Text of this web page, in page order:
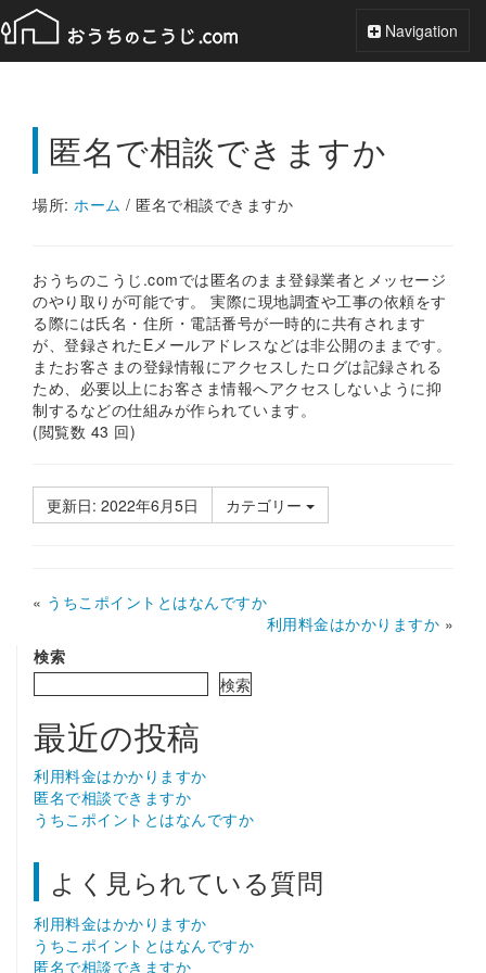
Toggle
Navigation
匿名で相談できますか
場所: ホーム / 匿名で相談できますか
おうちのこうじ.comでは匿名のまま登録業者とメッセージ
のやり取りが可能です。 実際に現地調査や工事の依頼をす
る際には氏名・住所・電話番号が一時的に共有されます
が、登録されたEメールアドレスなどは非公開のままです。
またお客さまの登録情報にアクセスしたログは記録される
ため、必要以上にお客さま情報へアクセスしないように抑
制するなどの仕組みが作られています。
(閲覧数 43 回)
更新日: 2022年6月5日 カテゴリー
« うちこポイントとはなんですか
利用料金はかかりますか »
検索
検索
最近の投稿
利用料金はかかりますか
匿名で相談できますか
うちこポイントとはなんですか
よく見られている質問
利用料金はかかりますか
うちこポイントとはなんですか
匿名で相談できますか